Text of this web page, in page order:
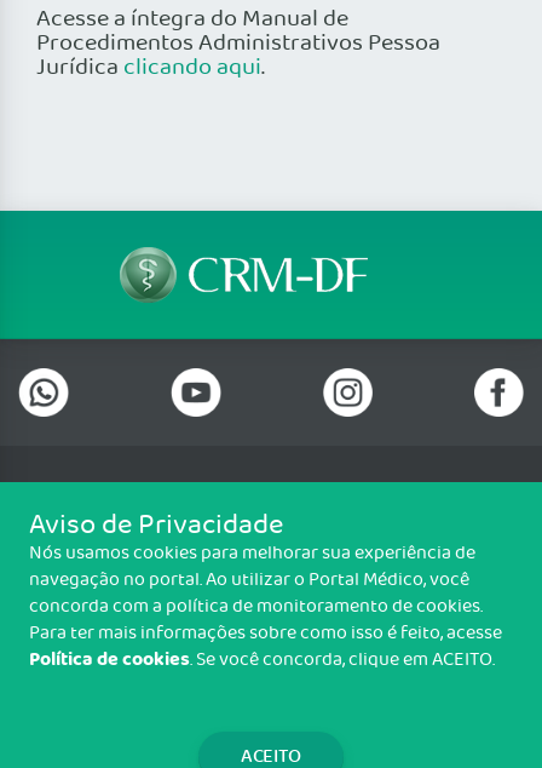
Acesse a íntegra do Manual de
Procedimentos Administrativos Pessoa
Jurídica clicando aqui.
Telefone: (61) 3322 0001
Setor de Indústrias Gráficas (SIG), Quadra 01 Lote 985 2º Andar, Sala
202, Centro Empresarial Parque Brasília, Brasília/DF - CEP: 70.610-410
Copyright CRM-DF. Todos os direitos reservados.
TRANSPARÊNCIA E PRESTAÇÃO DE
Aviso de Privacidade
Nós usamos cookies para melhorar sua experiência de
navegação no portal. Ao utilizar o Portal Médico, você
concorda com a política de monitoramento de cookies.
Para ter mais informações sobre como isso é feito, acesse
Política de cookies. Se você concorda, clique em ACEITO.
ACEITO